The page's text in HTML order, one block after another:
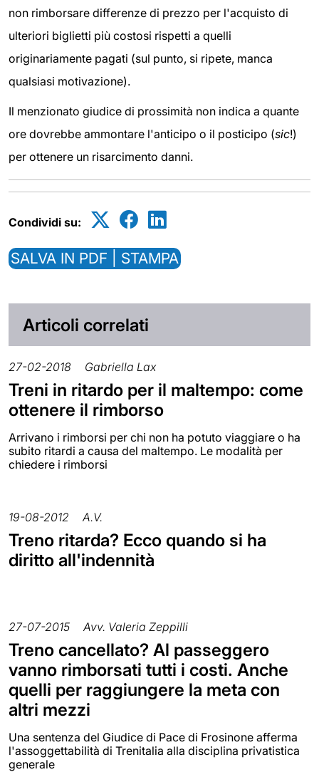
non rimborsare differenze di prezzo per l'acquisto di
ulteriori biglietti più costosi rispetti a quelli
originariamente pagati (sul punto, si ripete, manca
qualsiasi motivazione).
Il menzionato giudice di prossimità non indica a quante
ore dovrebbe ammontare l'anticipo o il posticipo (sic!)
per ottenere un risarcimento danni.
Condividi su:
SALVA IN PDF | STAMPA
Articoli correlati
27-02-2018 Gabriella Lax
Treni in ritardo per il maltempo: come
ottenere il rimborso
Arrivano i rimborsi per chi non ha potuto viaggiare o ha
subito ritardi a causa del maltempo. Le modalità per
chiedere i rimborsi
19-08-2012 A.V.
Treno ritarda? Ecco quando si ha
diritto all'indennità
27-07-2015 Avv. Valeria Zeppilli
Treno cancellato? Al passeggero
vanno rimborsati tutti i costi. Anche
quelli per raggiungere la meta con
altri mezzi
Una sentenza del Giudice di Pace di Frosinone afferma
l'assoggettabilità di Trenitalia alla disciplina privatistica
generale